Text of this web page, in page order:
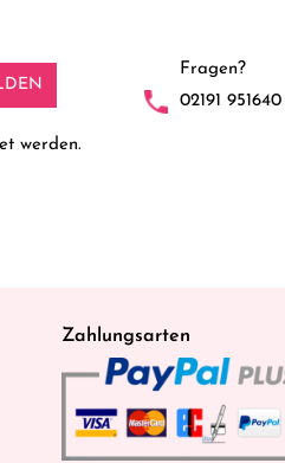
werden.
Fragen?
02191 951640
Zahlungsarten